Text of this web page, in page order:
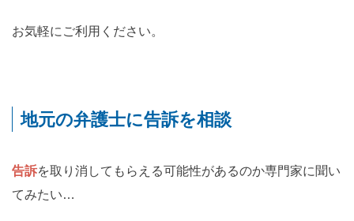
お気軽にご利用ください。
地元の弁護士に告訴を相談
告訴を取り消してもらえる可能性があるのか専門家に聞い
てみたい…